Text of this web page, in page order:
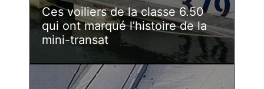
Ces voiliers de la classe 6.50
qui ont marqué l’histoire de la
mini-transat